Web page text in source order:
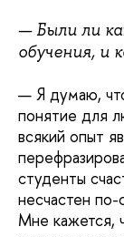
— Были ли
обучения, и
— Я думаю,
понятие для
всякий опыт
студенты
несчастен
Мне кажется,